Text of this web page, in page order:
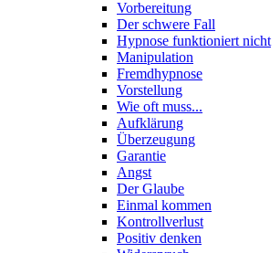
Vorbereitung
Der schwere Fall
Hypnose funktioniert nicht
Manipulation
Fremdhypnose
Vorstellung
Wie oft muss...
Aufklärung
Überzeugung
Garantie
Angst
Der Glaube
Einmal kommen
Kontrollverlust
Positiv denken